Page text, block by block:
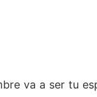
va a ser tu